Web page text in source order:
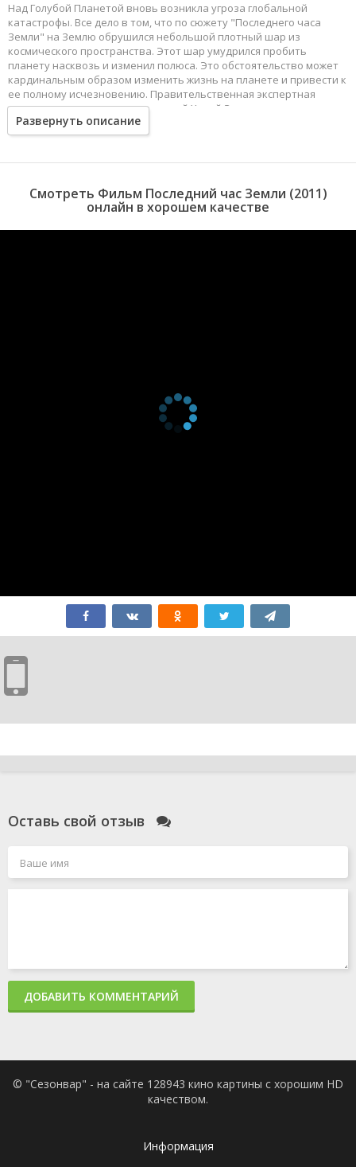
Над Голубой Планетой вновь возникла угроза глобальной
катастрофы. Все дело в том, что по сюжету "Последнего часа
Земли" на Землю обрушился небольшой плотный шар из
космического пространства. Этот шар умудрился пробить
планету насквозь и изменил полюса. Это обстоятельство может
кардинальным образом изменить жизнь на планете и привести к
ее полному исчезновению. Правительственная экспертная
группа, во главе с очаровательной Хлоей Эдвардс, пытается
остановить катастрофу и восстановить магнитные поля, чтобы
Земля вновь смогла вращаться вокруг своей оси.
Развернуть описание
Смотреть Фильм Последний час Земли (2011)
онлайн в хорошем качестве
Оставь свой отзыв
ДОБАВИТЬ КОММЕНТАРИЙ
© "Сезонвар" - на сайте 128943 кино картины с хорошим HD
качеством.
Информация